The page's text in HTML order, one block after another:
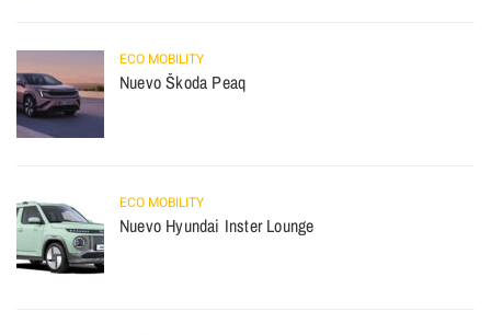
ECO MOBILITY
Nuevo Škoda Peaq
ECO MOBILITY
Nuevo Hyundai Inster Lounge